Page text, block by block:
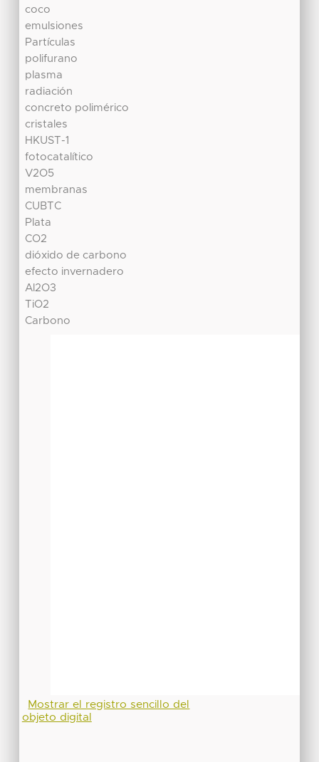
coco
emulsiones
Partículas
polifurano
plasma
radiación
concreto polimérico
cristales
HKUST-1
fotocatalítico
V2O5
membranas
CUBTC
Plata
CO2
dióxido de carbono
efecto invernadero
Al2O3
TiO2
Carbono
Mostrar el registro sencillo del
objeto digital